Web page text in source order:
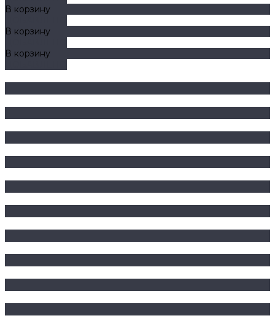
В корзину
В корзину
В корзину